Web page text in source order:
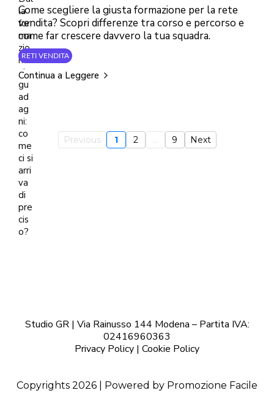
Come scegliere la giusta formazione per la rete
vendita? Scopri differenze tra corso e percorso e
come far crescere davvero la tua squadra.
RETI VENDITA
Continua a Leggere
Previous 1 2 ... 9 Next
Studio GR | Via Rainusso 144 Modena – Partita IVA:
02416960363
Privacy Policy | Cookie Policy
Copyrights 2026 | Powered by Promozione Facile